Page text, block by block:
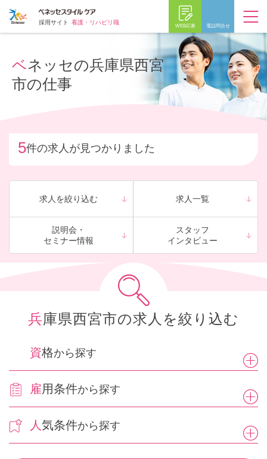
採用サイト 看護・リハビリ職 電話問合せ
WEB応募
ベネッセの兵庫県西宮
市の仕事
5件の求人が見つかりました
求人を絞り込む 求人一覧
説明会・
セミナー情報
スタッフ
インタビュー
兵庫県西宮市の求人を絞り込む
資格から探す
雇用条件から探す
人気条件から探す